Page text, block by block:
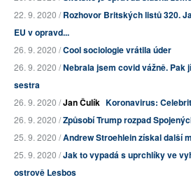
22. 9. 2020 /Rozhovor Britských listů 320.
EU v opravd...
26. 9. 2020 /Cool sociologie vrátila úder
26. 9. 2020 /Nebrala jsem covid vážně. Pak
sestra
26. 9. 2020 /Jan Čulík Koronavirus:
26. 9. 2020 /Způsobí Trump rozpad
25. 9. 2020 /Andrew Stroehlein získal další
25. 9. 2020 /Jak to vypadá s uprchlíky ve
ostrově Lesbos